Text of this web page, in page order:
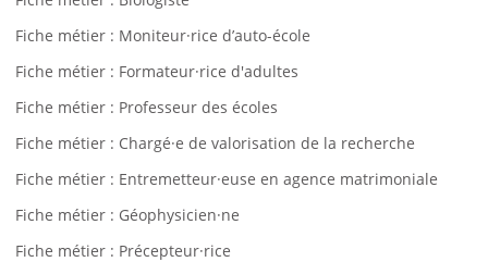
Fiche métier : Moniteur·rice d’auto-école
Fiche métier : Formateur·rice d'adultes
Fiche métier : Professeur des écoles
Fiche métier : Chargé·e de valorisation de la recherche
Fiche métier : Entremetteur·euse en agence matrimoniale
Fiche métier : Géophysicien·ne
Fiche métier : Précepteur·rice